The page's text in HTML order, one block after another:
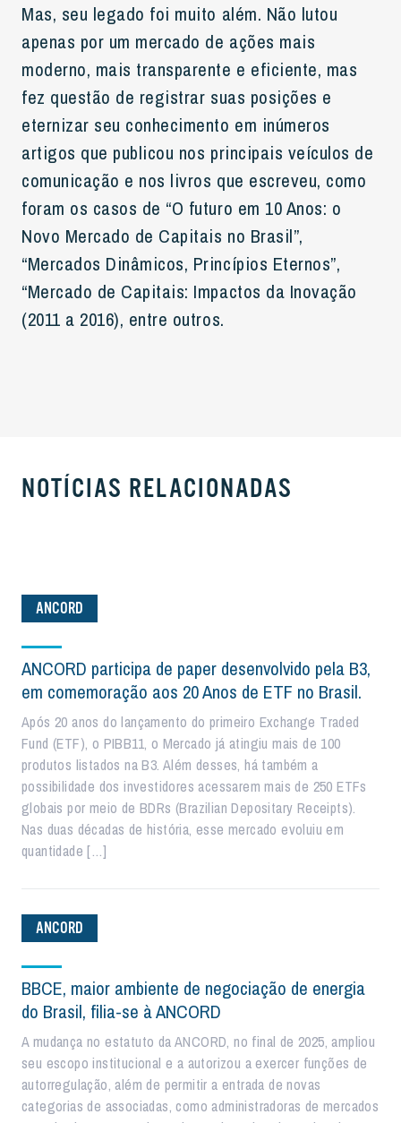
Mas, seu legado foi muito além. Não lutou
apenas por um mercado de ações mais
moderno, mais transparente e eficiente, mas
fez questão de registrar suas posições e
eternizar seu conhecimento em inúmeros
artigos que publicou nos principais veículos de
comunicação e nos livros que escreveu, como
foram os casos de “O futuro em 10 Anos: o
Novo Mercado de Capitais no Brasil”,
“Mercados Dinâmicos, Princípios Eternos”,
“Mercado de Capitais: Impactos da Inovação
(2011 a 2016), entre outros.
NOTÍCIAS RELACIONADAS
ANCORD
ANCORD participa de paper desenvolvido pela B3,
em comemoração aos 20 Anos de ETF no Brasil.
Após 20 anos do lançamento do primeiro Exchange Traded
Fund (ETF), o PIBB11, o Mercado já atingiu mais de 100
produtos listados na B3. Além desses, há também a
possibilidade dos investidores acessarem mais de 250 ETFs
globais por meio de BDRs (Brazilian Depositary Receipts).
Nas duas décadas de história, esse mercado evoluiu em
quantidade […]
ANCORD
BBCE, maior ambiente de negociação de energia
do Brasil, filia-se à ANCORD
A mudança no estatuto da ANCORD, no final de 2025, ampliou
seu escopo institucional e a autorizou a exercer funções de
autorregulação, além de permitir a entrada de novas
categorias de associadas, como administradoras de mercados